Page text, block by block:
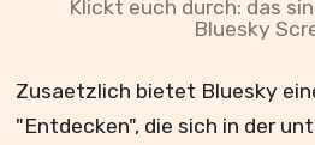
Klickt euch durch: das
Bluesky
Zusaetzlich bietet Bluesky
"Entdecken", die sich in der